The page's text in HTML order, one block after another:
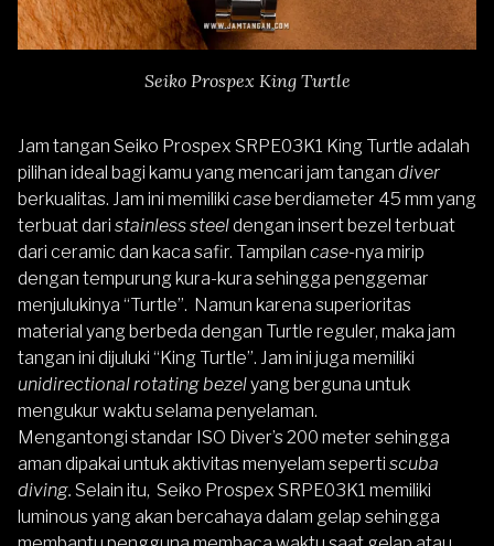
Seiko Prospex King Turtle
Jam tangan Seiko Prospex SRPE03K1 King Turtle adalah
pilihan ideal bagi kamu yang mencari jam tangan diver
berkualitas. Jam ini memiliki caseberdiameter 45 mm yang
terbuat dari stainless steeldengan insert bezel terbuat
dari ceramic dan kaca safir. Tampilan case-nya mirip
dengan tempurung kura-kura sehingga penggemar
menjulukinya “Turtle”. Namun karena superioritas
material yang berbeda dengan Turtle reguler, maka jam
tangan ini dijuluki “King Turtle”. Jam ini juga memiliki
unidirectional rotating bezelyang berguna untuk
mengukur waktu selama penyelaman.
Mengantongi standar ISO Diver’s 200 meter sehingga
aman dipakai untuk aktivitas menyelam seperti scuba
diving. Selain itu, Seiko Prospex SRPE03K1 memiliki
luminous yang akan bercahaya dalam gelap sehingga